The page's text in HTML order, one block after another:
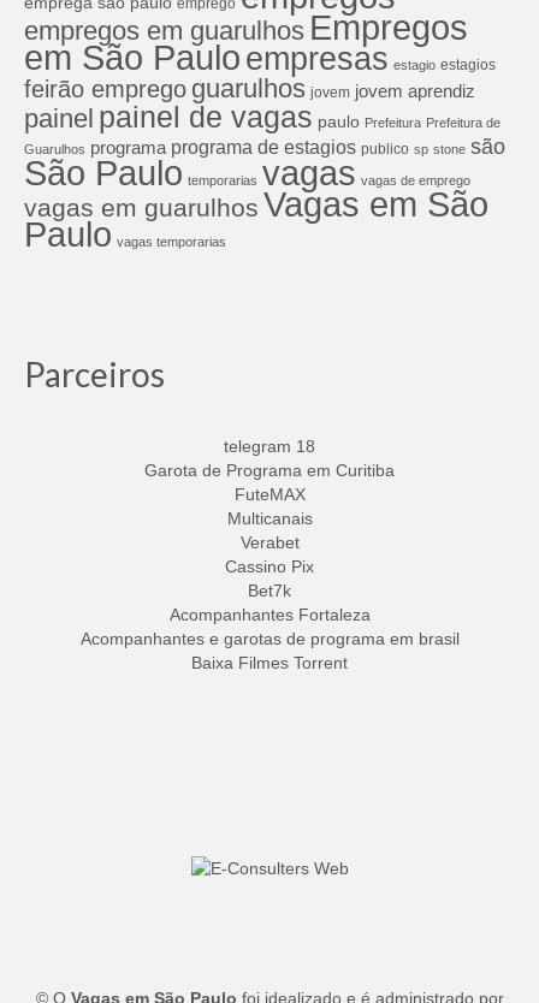
emprego
empregos em guarulhos Empregos
em São Pauloempresas estagio estagios
feirão emprego guarulhos jovem jovem aprendiz
painel painel de vagas paulo Prefeitura Prefeitura de
Guarulhos programa programa de estagios publico sp stone são
São Paulo temporarias vagas vagas de emprego
vagas em guarulhos Vagas em São
Paulo vagas temporarias
Parceiros
telegram 18
Garota de Programa em Curitiba
FuteMAX
Multicanais
Verabet
Cassino Pix
Bet7k
Acompanhantes Fortaleza
Acompanhantes e garotas de programa em brasil
Baixa Filmes Torrent
© O Vagas em São Paulo foi idealizado e é administrado por